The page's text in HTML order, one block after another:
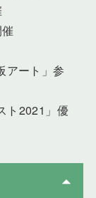
ート」参
ト2021」優